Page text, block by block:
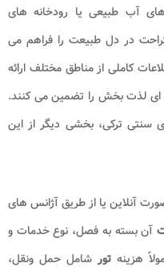
آب طبیعی یا رودخانه های
در دل طبیعت را فراهم می
کاملی از مناطق مختلف ارائه
ای لذت بخش را تضمین می کنند.
سنتی ترکی، بخشی دیگر از این
آنلاین یا از طریق آژانس های
آن بسته به فصل، نوع خدمات و
هزینه تور شامل حمل ونقل،